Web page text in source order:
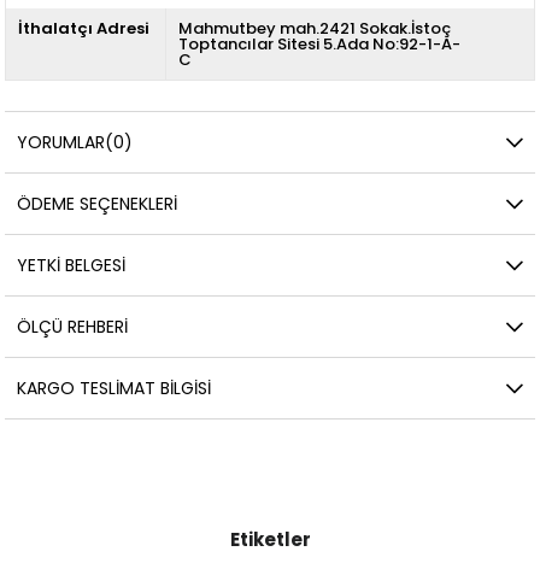
İthalatçı Adresi Mahmutbey mah.2421 Sokak.İstoç
Toptancılar Sitesi 5.Ada No:92-1-A-
C
YORUMLAR(0)
ÖDEME SEÇENEKLERI
YETKİ BELGESİ
ÖLÇÜ REHBERI
KARGO TESLIMAT BILGISI
Etiketler